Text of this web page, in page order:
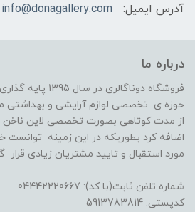
آدرس ایمیل:
info@donagallery.com
درباره ما
فروشگاه دوناگالری
حوزه ی تخصصی لوازم آرایشی و بهداشتی
از مدت کوتاهی بصورت تخصصی لاین ناخن
اضافه کرد بطوریکه در این زمینه توانست
مورد استقبال و تایید مشتریان زیادی قرار
شماره تلفن ثابت(با کد): 04442220667
کدپستی: 5913783814